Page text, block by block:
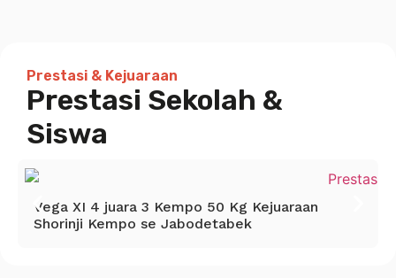
Prestasi & Kejuaraan
Prestasi Sekolah &
Siswa
Vega XI 4 juara 3 Kempo 50 Kg Kejuaraan
Shorinji Kempo se Jabodetabek